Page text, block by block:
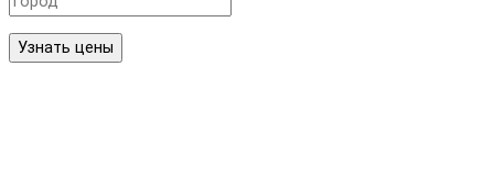
Узнать цены